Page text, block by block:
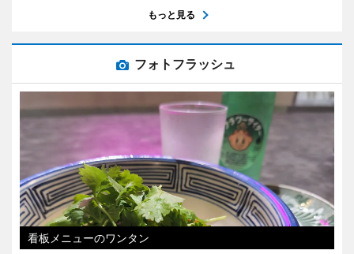
もっと見る
フォトフラッシュ
看板メニューのワンタン